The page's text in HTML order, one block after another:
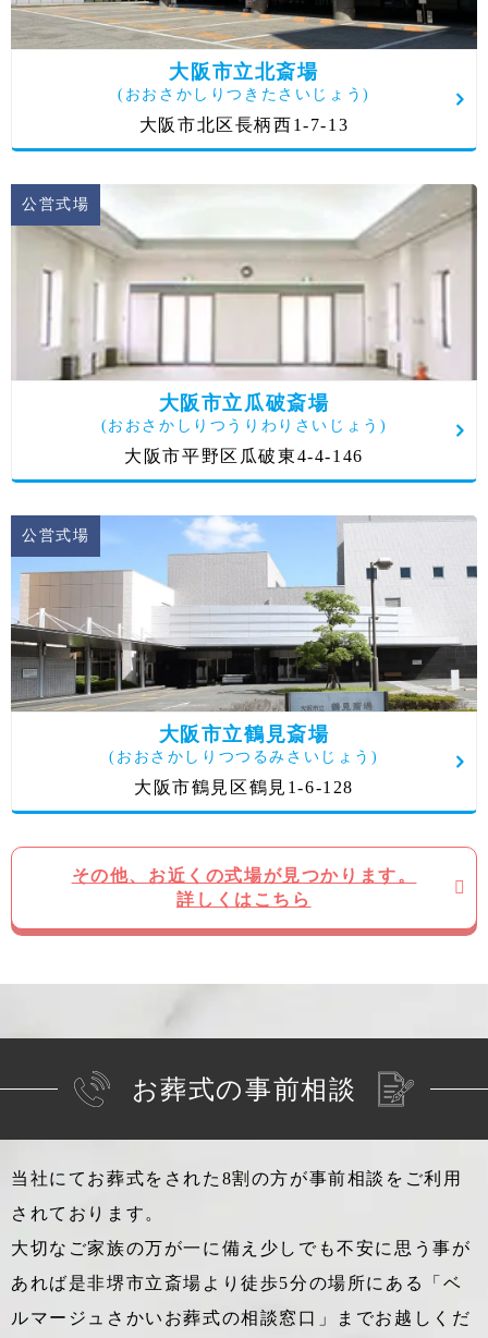
大阪市立北斎場
(おおさかしりつきたさいじょう)
大阪市北区長柄西1-7-13
公営式場
大阪市立瓜破斎場
(おおさかしりつうりわりさいじょう)
大阪市平野区瓜破東4-4-146
公営式場
大阪市立鶴見斎場
(おおさかしりつつるみさいじょう)
大阪市鶴見区鶴見1-6-128
その他、お近くの式場が見つかります。
詳しくはこちら
お葬式の事前相談
当社にてお葬式をされた8割の方が事前相談をご利用
されております。
大切なご家族の万が一に備え少しでも不安に思う事が
あれば是非堺市立斎場より徒歩5分の場所にある「ベ
ルマージュさかいお葬式の相談窓口」までお越しくだ